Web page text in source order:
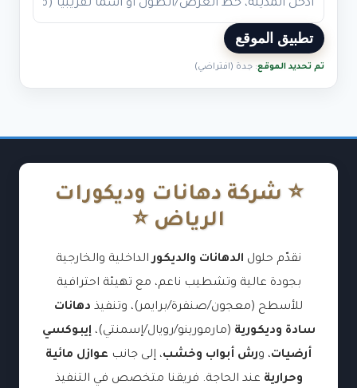
تطبيق الموقع
تم تحديد الموقع: جدة (افتراضي)
⭐ شركة دهانات وديكورات
الرياض ⭐
نقدّم حلول الدهانات والديكورالداخلية والخارجية
بجودة عالية وتشطيب ناعم، مع تهيئة احترافية
للأسطح (معجون/صنفرة/برايمر)، وتنفيذ دهانات
سادة وديكورية (مارمورينو/رويال/إسمنتي)،إيبوكسي
أرضيات، ورش أبواب وخشب، إلى جانب عوازل مائية
وحرارية عند الحاجة. فريقنا متخصص في التنفيذ